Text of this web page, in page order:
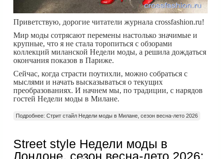
Приветствую, дорогие читатели журнала crossfashion.ru!
Мир моды сотрясают перемены настолько значимые и
крупные, что я не стала торопиться с обзорами
коллекций миланской Недели моды, а решила дождаться
окончания показов в Париже.
Сейчас, когда страсти поутихли, можно собраться с
мыслями и начать высказываться о текущих
преобразованиях. И начнем мы, по традиции, с нарядов
гостей Недели моды в Милане.
Подробнее: Стрит стайл Недели моды в Милане, сезон весна-лето 2026
Street style Недели моды в
Лондоне, сезон весна-лето 2026: